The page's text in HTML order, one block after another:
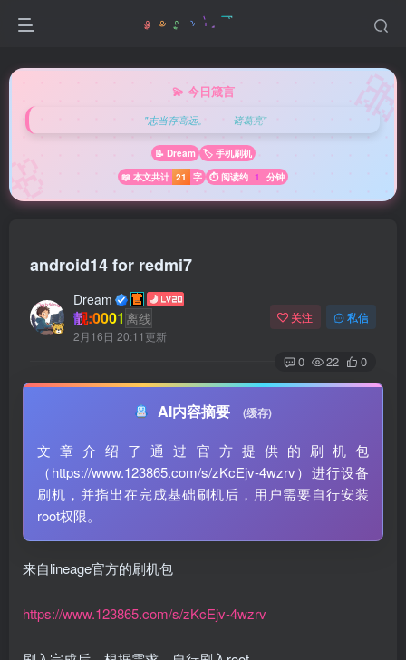
💫 今日箴言
"志当存高远。 —— 诸葛亮"
📝 Dream
🏷️ 手机刷机
📖 本文共计 21 字 ⏱️ 阅读约 1 分钟
android14 for redmi7
Dream
靓:0001 离线
2月16日 20:11更新
关注 私信
0 22 0
AI内容摘要 (缓存)
文章介绍了通过官方提供的刷机包
（https://www.123865.com/s/zKcEjv-4wzrv）进行设备
刷机，并指出在完成基础刷机后，用户需要自行安装
root权限。
来自lineage官方的刷机包
https://www.123865.com/s/zKcEjv-4wzrv